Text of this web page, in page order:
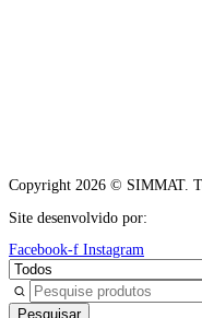
Copyright 2026 © SIMMAT.
Site desenvolvido por:
Facebook-f Instagram
Pesquisar